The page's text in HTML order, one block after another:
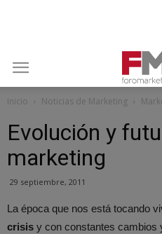
Inicio Noticias de Marketing
Evolución y
marketing
29 septiembre, 2011
La época que nos está tocando
crisis y con constantes cambios